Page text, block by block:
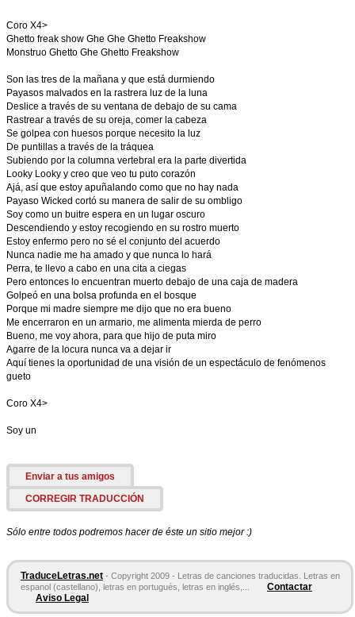
Coro X4>
Ghetto freak show Ghe Ghe Ghetto Freakshow
Monstruo Ghetto Ghe Ghetto Freakshow
Son las tres de la mañana y que está durmiendo
Payasos malvados en la rastrera luz de la luna
Deslice a través de su ventana de debajo de su cama
Rastrear a través de su oreja, comer la cabeza
Se golpea con huesos porque necesito la luz
De puntillas a través de la tráquea
Subiendo por la columna vertebral era la parte divertida
Looky Looky y creo que veo tu puto corazón
Ajá, así que estoy apuñalando como que no hay nada
Payaso Wicked cortó su manera de salir de su ombligo
Soy como un buitre espera en un lugar oscuro
Descendiendo y estoy recogiendo en su rostro muerto
Estoy enfermo pero no sé el conjunto del acuerdo
Nunca nadie me ha amado y que nunca lo hará
Perra, te llevo a cabo en una cita a ciegas
Pero entonces lo encuentran muerto debajo de una caja de madera
Golpeó en una bolsa profunda en el bosque
Porque mi madre siempre me dijo que no era bueno
Me encerraron en un armario, me alimenta mierda de perro
Bueno, me voy ahora, para que hijo de puta miro
Agarre de la locura nunca va a dejar ir
Aquí tienes la oportunidad de una visión de un espectáculo de fenómenos
gueto
Coro X4>
Soy un
Enviar a tus amigos
CORREGIR TRADUCCIÓN
Sólo entre todos podremos hacer de éste un sitio mejor :)
TraduceLetras.net - Copyright 2009 - Letras de canciones traducidas. Letras en
espanol (castellano), letras en portugués, letras en inglés,...
Contactar
Aviso Legal